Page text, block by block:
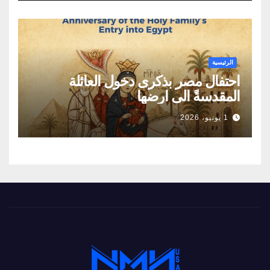
الطاقة
الرئيسية
احتفال مصر بذكرى دخول العائلة
المقدسةً الى ارضها
1 يونيو، 2026